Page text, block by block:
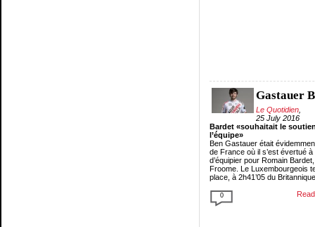
Gastauer
Le Quotidien
25 July 2016
Bardet «souhaitait le
l’équipe»
Ben Gastauer était
de France où il s’est évertué
d’équipier pour Romain
Froome. Le Luxembourgeois
place, à 2h41’05 du
0